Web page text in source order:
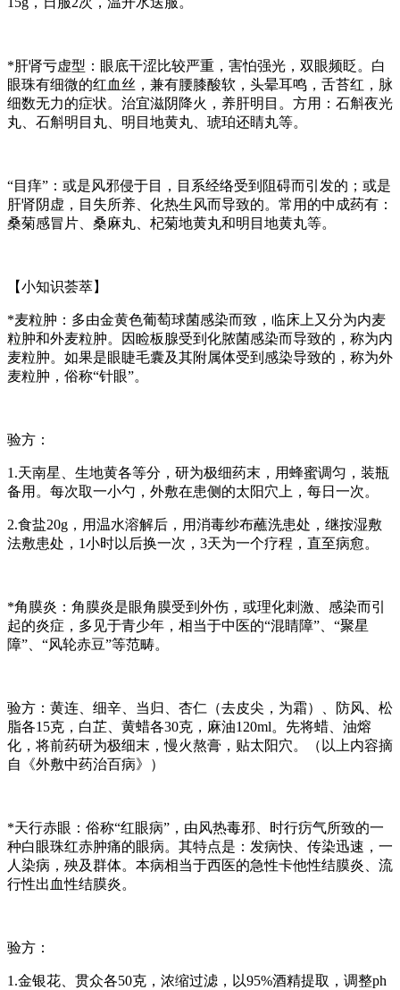
*肝肾亏虚型 ：眼底干涩比较严重，害怕强光，双眼频眨。白
眼珠有细微的红血丝，兼有腰膝酸软，头晕耳鸣，舌苔红，脉
细数无力的症状。治宜滋阴降火，养肝明目。方用：石斛夜光
丸、石斛明目丸、明目地黄丸、琥珀还睛丸等。
“目痒” ：或是风邪侵于目，目系经络受到阻碍而引发的；或是
肝肾阴虚，目失所养、化热生风而导致的。常用的中成药有：
桑菊感冒片、桑麻丸、杞菊地黄丸和明目地黄丸等。
【小知识荟萃】
*麦粒肿 ：多由金黄色葡萄球菌感染而致，临床上又分为内麦
粒肿和外麦粒肿。因睑板腺受到化脓菌感染而导致的，称为内
麦粒肿。如果是眼睫毛囊及其附属体受到感染导致的，称为外
麦粒肿，俗称“针眼”。
验方：
1.天南星、生地黄各等分，研为极细药末，用蜂蜜调匀，装瓶
备用。每次取一小勺，外敷在患侧的太阳穴上，每日一次。
2.食盐20g，用温水溶解后，用消毒纱布蘸洗患处，继按湿敷
法敷患处，1小时以后换一次，3天为一个疗程，直至病愈。
*角膜炎 ：角膜炎是眼角膜受到外伤，或理化刺激、感染而引
起的炎症，多见于青少年，相当于中医的“混睛障”、“聚星
障”、“风轮赤豆”等范畴。
验方：黄连、细辛、当归、杏仁（去皮尖，为霜）、防风、松
脂各15克，白芷、黄蜡各30克，麻油120ml。先将蜡、油熔
化，将前药研为极细末，慢火熬膏，贴太阳穴。（以上内容摘
自《外敷中药治百病》）
*天行赤眼 ：俗称“红眼病”，由风热毒邪、时行疠气所致的一
种白眼珠红赤肿痛的眼病。其特点是：发病快、传染迅速，一
人染病，殃及群体。本病相当于西医的急性卡他性结膜炎、流
行性出血性结膜炎。
验方：
1.金银花、贯众各50克，浓缩过滤，以95%酒精提取，调整ph